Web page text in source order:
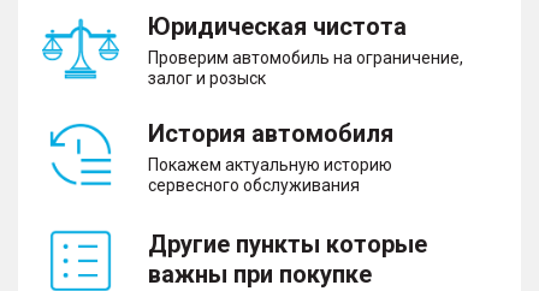
Юридическая чистота
Проверим автомобиль на ограничение,
залог и розыск
История автомобиля
Покажем актуальную историю
сервесного обслуживания
Другие пункты которые
важны при покупке